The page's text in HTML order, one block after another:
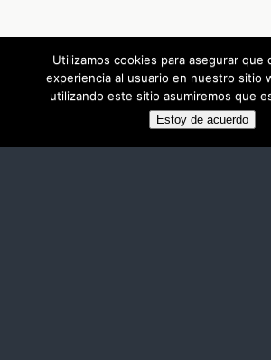
Utilizamos cookies para asegurar que
experiencia al usuario en nuestro sitio
utilizando este sitio asumiremos que
Estoy de acuerdo